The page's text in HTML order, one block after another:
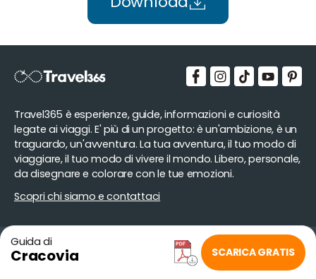
Guida di
Cracovia SCARICA GRATIS
Travel365 è esperienze, guide, informazioni e curiosità
legate ai viaggi. E' più di un progetto: è un'ambizione, è un
traguardo, un'avventura. La tua avventura, il tuo modo di
viaggiare, il tuo modo di vivere il mondo. Libero, personale,
da disegnare e colorare con le tue emozioni.
Scopri chi siamo e contattaci
Copyright © Travel365.it, tutti i diritti sono riservati.
Travel365 è un prodotto di proprietà Emade Srl - P. IVA